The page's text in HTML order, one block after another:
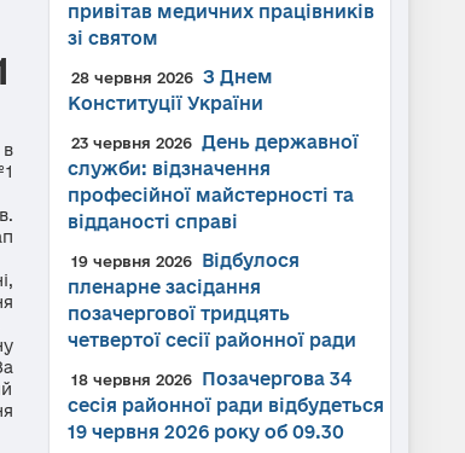
привітав медичних працівників
зі святом
28 червня 2026
З Днем
Конституції України
23 червня 2026
День державної
служби: відзначення
професійної майстерності та
відданості справі
19 червня 2026
Відбулося
пленарне засідання
позачергової тридцять
четвертої сесії районної ради
18 червня 2026
Позачергова 34
сесія районної ради відбудеться
19 червня 2026 року об 09.30